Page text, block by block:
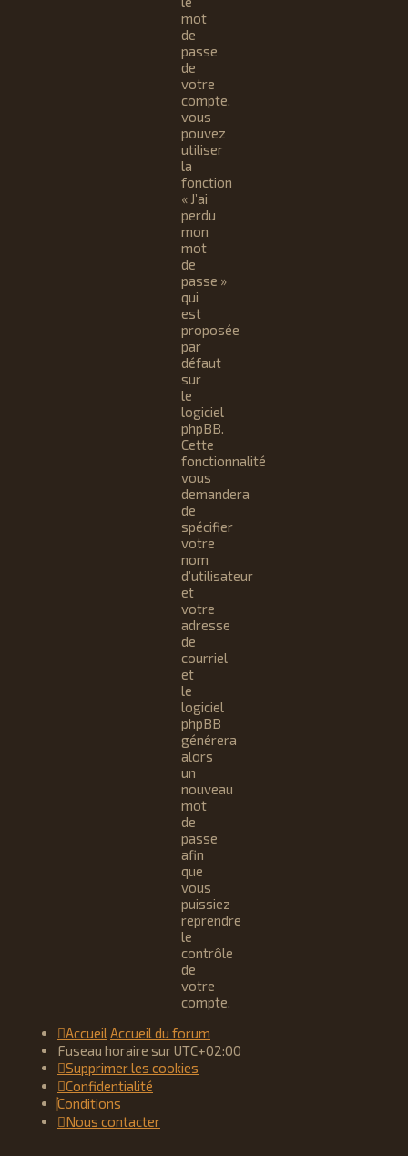
mot
de
passe
de
votre
compte,
vous
pouvez
utiliser
la
fonction
« J’ai
perdu
mon
mot
de
passe »
qui
est
proposée
par
défaut
sur
le
logiciel
phpBB.
Cette
fonctionnalité
vous
demandera
de
spécifier
votre
nom
d’utilisateur
et
votre
adresse
de
courriel
et
le
logiciel
phpBB
générera
alors
un
nouveau
mot
de
passe
afin
que
vous
puissiez
reprendre
le
contrôle
de
votre
compte.
AccueilAccueil du forum
Fuseau horaire surUTC+02:00
Supprimer les cookies
Confidentialité
Conditions
Nous contacter